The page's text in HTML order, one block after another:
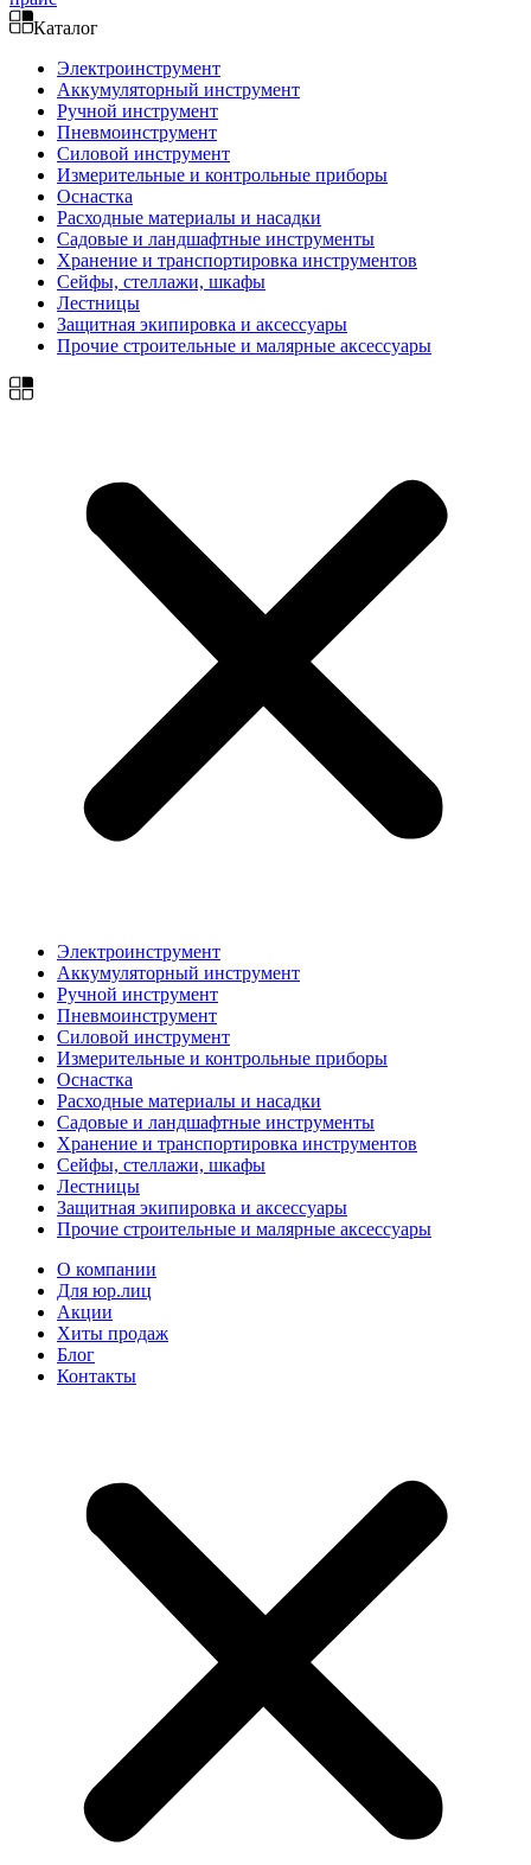
Каталог
Электроинструмент
Аккумуляторный инструмент
Ручной инструмент
Пневмоинструмент
Силовой инструмент
Измерительные и контрольные приборы
Оснастка
Расходные материалы и насадки
Садовые и ландшафтные инструменты
Хранение и транспортировка инструментов
Сейфы, стеллажи, шкафы
Лестницы
Защитная экипировка и аксессуары
Прочие строительные и малярные аксессуары
Электроинструмент
Аккумуляторный инструмент
Ручной инструмент
Пневмоинструмент
Силовой инструмент
Измерительные и контрольные приборы
Оснастка
Расходные материалы и насадки
Садовые и ландшафтные инструменты
Хранение и транспортировка инструментов
Сейфы, стеллажи, шкафы
Лестницы
Защитная экипировка и аксессуары
Прочие строительные и малярные аксессуары
О компании
Для юр.лиц
Акции
Хиты продаж
Блог
Контакты